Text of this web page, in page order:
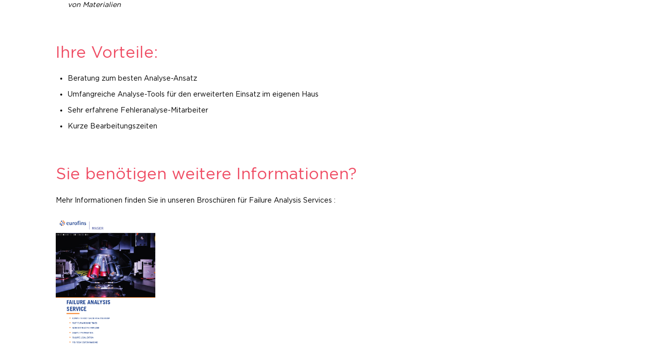
von Materialien
Ihre Vorteile:
Beratung zum besten Analyse-Ansatz
Umfangreiche Analyse-Tools für den erweiterten Einsatz im eigenen Haus
Sehr erfahrene Fehleranalyse-Mitarbeiter
Kurze Bearbeitungszeiten
Sie benötigen weitere Informationen?
Mehr Informationen finden Sie in unseren Broschüren für Failure Analysis Services :